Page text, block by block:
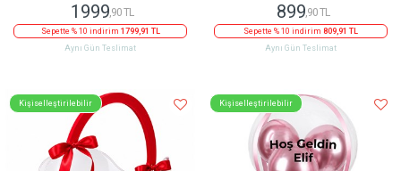
1999,90 TL
Sepette % 10 indirim 1799,91 TL
Aynı Gün Teslimat
899,90 TL
Sepette % 10 indirim 809,91 TL
Aynı Gün Teslimat
Kişiselleştirilebilir Kişiselleştirilebilir